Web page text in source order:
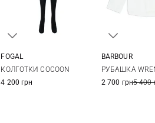
FOGAL
КОЛГОТКИ COCOON
4 200 грн
BARBOUR
РУБАШКА
2 700 грн5 400